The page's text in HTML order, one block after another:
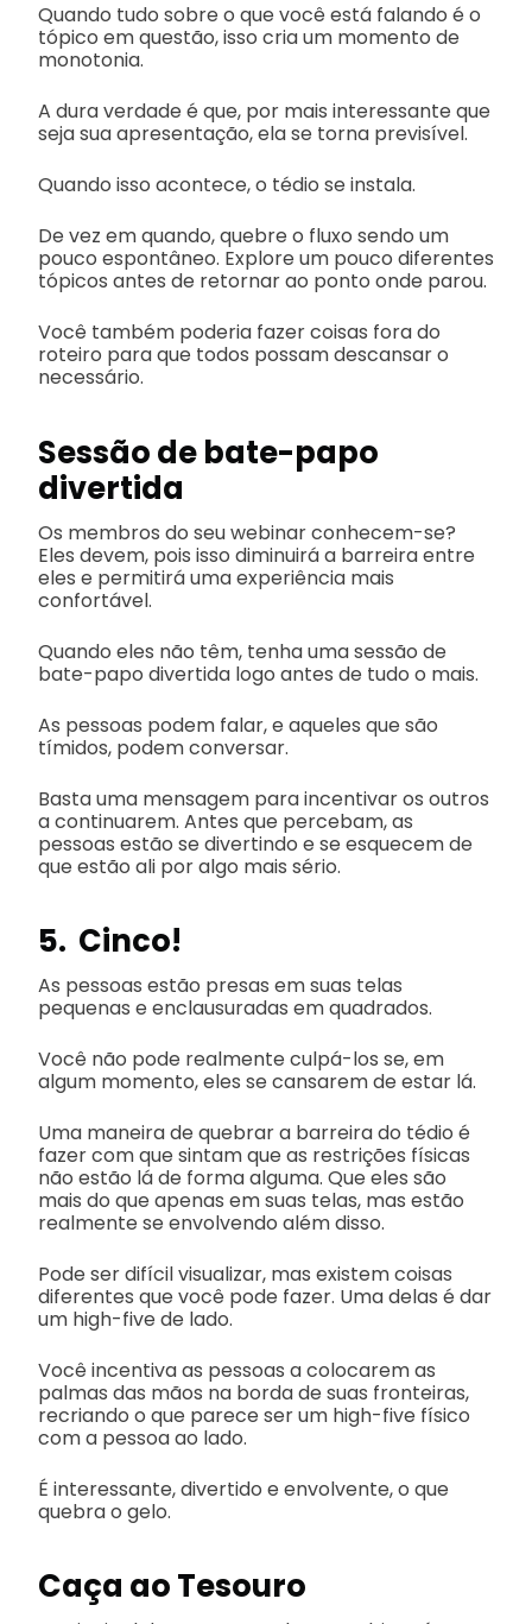
Quando tudo sobre o que você está falando é o
tópico em questão, isso cria um momento de
monotonia.
A dura verdade é que, por mais interessante que
seja sua apresentação, ela se torna previsível.
Quando isso acontece, o tédio se instala.
De vez em quando, quebre o fluxo sendo um
pouco espontâneo. Explore um pouco diferentes
tópicos antes de retornar ao ponto onde parou.
Você também poderia fazer coisas fora do
roteiro para que todos possam descansar o
necessário.
Sessão de bate-papo
divertida
Os membros do seu webinar conhecem-se?
Eles devem, pois isso diminuirá a barreira entre
eles e permitirá uma experiência mais
confortável.
Quando eles não têm, tenha uma sessão de
bate-papo divertida logo antes de tudo o mais.
As pessoas podem falar, e aqueles que são
tímidos, podem conversar.
Basta uma mensagem para incentivar os outros
a continuarem. Antes que percebam, as
pessoas estão se divertindo e se esquecem de
que estão ali por algo mais sério.
5. Cinco!
As pessoas estão presas em suas telas
pequenas e enclausuradas em quadrados.
Você não pode realmente culpá-los se, em
algum momento, eles se cansarem de estar lá.
Uma maneira de quebrar a barreira do tédio é
fazer com que sintam que as restrições físicas
não estão lá de forma alguma. Que eles são
mais do que apenas em suas telas, mas estão
realmente se envolvendo além disso.
Pode ser difícil visualizar, mas existem coisas
diferentes que você pode fazer. Uma delas é dar
um high-five de lado.
Você incentiva as pessoas a colocarem as
palmas das mãos na borda de suas fronteiras,
recriando o que parece ser um high-five físico
com a pessoa ao lado.
É interessante, divertido e envolvente, o que
quebra o gelo.
Caça ao Tesouro